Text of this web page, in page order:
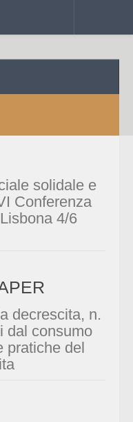
3034-9966
solidale e
Conferenza
4/6
decrescita, n.
dal consumo
pratiche del